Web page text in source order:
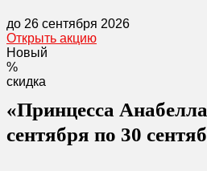
до 26 сентября 2026
Открыть акцию
Новый
%
скидка
«Принцесса
сентября по 30